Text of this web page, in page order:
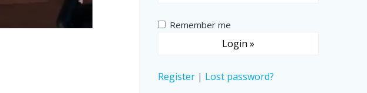
Remember me
Register | Lost password?